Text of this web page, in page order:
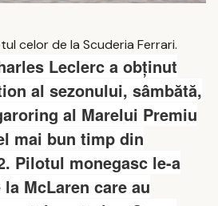
Leclerc a obținut
al sezonului, sâmbătă,
al Marelui Premiu
mai bun timp din
Pilotul monegasc le-a
McLaren care au